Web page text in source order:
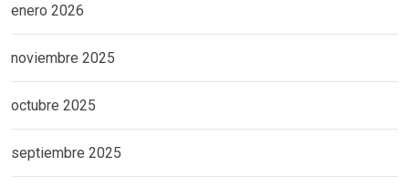
enero 2026
noviembre 2025
octubre 2025
septiembre 2025